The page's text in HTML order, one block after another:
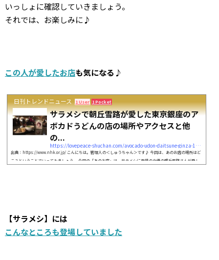
いっしょに確認していきましょう。
それでは、お楽しみに♪
この人が愛したお店も気になる♪
日刊トレンドニュース 1 User 1 Pocket
サラメシで朝丘雪路が愛した東京銀座のア
ボカドうどんの店の場所やアクセスと他
の...
https://lovepeace-shuchan.com/avocado-udon-daitsune-ginza-11182
出典：https://www.nhk.or.jp/ こんにちは。管理人の＜しゅうちゃん＞です♪ 今回は、あのお店の場所はど
こ？ということでいってみましょう。 今回の「あのお店」は、サラメシに登場の女優の朝丘雪路さんが愛し
【サラメシ】には
こんなところも登場していました